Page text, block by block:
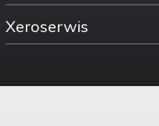
Xeroserwis